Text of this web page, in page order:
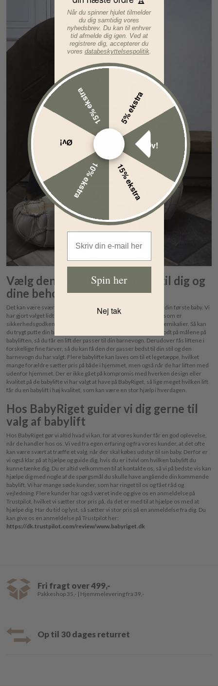
Vælg den babylift der passer til dig og
dine behov
Det kan være svært at vælge babyudstyr og især, hvis det er til din første baby. Vi
har gjort valget lidt lettere for dig, da vi kun har valgt babylifte, som er
sikkerhedsgodkendte og lavet af materialer uden skadelige kemikalier. Så kan
du trygt putte din baby i din nye fine babylift. Sørg for at kigge godt på målene på
babyliften, så du får en lift der passer til din barnevogn. Derudover fås liftene i
forskellige fine farver, så du kan få den der passer bedst til din stil og den
barnevogn du har valgt. Flere babylifte kan laves om til et legetæppe, hvilket
mange forældre sætter pris på både i hjemmet, men også når de har liften med
udenfor hjemmet. Der er ikke gået på kompromis med hverken design eller
kvalitet på de babylifte vi har valgt at have på BabyRiget, så lige meget hvilken lift
får du en babylift i høj kvalitet, som kan være en stor hjælp i hverdagen.
Hos BabyRiget guider vi dig gerne til
valg af babylift
Hos BabyRiget gør vi altid hvad vi kan, for at vores kunder får en god oplevelse,
når de handler hos os. Vi ved fra egen erfaring og fra vores kunder, at det ofte
kan være svært at træffe et valg, når der skal købes udstyr til sin baby. Derfor er
vi også klar på at hjælpe og guide dig, hvis du er i tvivl om hvilken babylift du
kunne tænke dig. Du er altid velkommen til at kontakte os, så vi på bedste vis kan
hjælpe dig med nogle af de spørgsmål du skulle have angående din kommende
babylift. Vi har mange søde kunder, som har ringet til os og fået råd og
vejledning. Flere kunder har også været inde og give os en anmeldelse på
Trustpilot, hvilket vi sætter stor pris på, da det er med til at hjælpe os med at
hjælpe dig. Har du tid og lyst, så sætter vi stor pris på en anmeldelse fra dig. Du
kan give os en anmeldelse på Trustpilot her:
https://dk.trustpilot.com/review/www.babyriget.dk
Fri fragt over 499,-
Pakkeshop 35,- | Hjemmelevering fra 39,-
Op til 30 dages returret
Når du spinner hjulet tilmelder
du dig samtidig vores
nyhedsbrev. Du kan til enhver
tid afmelde dig igen. Ved at
registrere dig, accepterer du
vores databeskyttelsespolitik.
5% ekstra
Øv!
15% ekstra
10% ekstra
Øv!
15% ekstra
Spin her
Nej tak